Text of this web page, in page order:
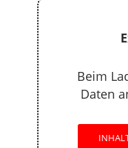
Beim
Daten